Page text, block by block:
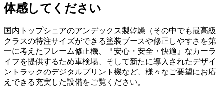
体感してください
国内トップシェアのアンデックス製乾燥（その中でも最高級
クラスの特注サイズができる塗装ブースや修正しやすさを第
一に考えたフレーム修正機、『安心・安全・快適』なカーラ
イフを提供するため車検場、そして新たに導入されたデザイ
ントラックのデジタルプリント機など、様々なご要望にお応
えできる充実した設備をご覧ください。